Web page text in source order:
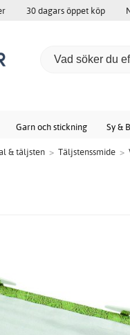
30 dagars öppet köp
Garn och stickning Sy &
& täljsten > Täljstenssmide >